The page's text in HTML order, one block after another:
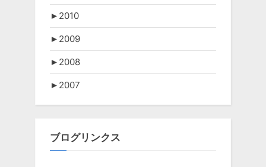
► 2010
► 2009
► 2008
► 2007
ブログリンクス